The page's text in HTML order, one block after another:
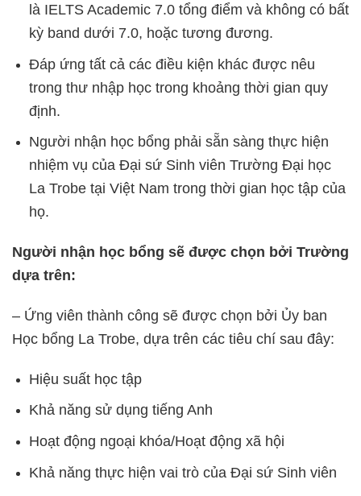
là IELTS Academic 7.0 tổng điểm và không có bất
kỳ band dưới 7.0, hoặc tương đương.
Đáp ứng tất cả các điều kiện khác được nêu
trong thư nhập học trong khoảng thời gian quy
định.
Người nhận học bổng phải sẵn sàng thực hiện
nhiệm vụ của Đại sứ Sinh viên Trường Đại học
La Trobe tại Việt Nam trong thời gian học tập của
họ.
Người nhận học bổng sẽ được chọn bởi Trường
dựa trên:
– Ứng viên thành công sẽ được chọn bởi Ủy ban
Học bổng La Trobe, dựa trên các tiêu chí sau đây:
Hiệu suất học tập
Khả năng sử dụng tiếng Anh
Hoạt động ngoại khóa/Hoạt động xã hội
Khả năng thực hiện vai trò của Đại sứ Sinh viên